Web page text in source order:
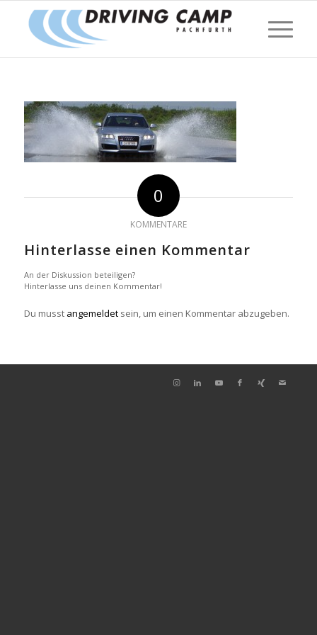
0
KOMMENTARE
Hinterlasse einen Kommentar
An der Diskussion beteiligen?
Hinterlasse uns deinen Kommentar!
Du musst angemeldetsein, um einen Kommentar abzugeben.